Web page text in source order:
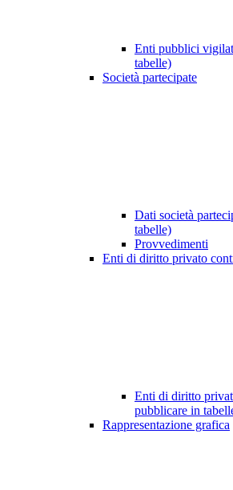
Enti pubblici
tabelle)
Società partecipate
Dati società
tabelle)
Provvedimenti
Enti di diritto privato
Enti di diritto
pubblicare in
Rappresentazione grafica